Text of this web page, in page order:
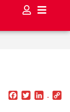
Facebook
Twitter